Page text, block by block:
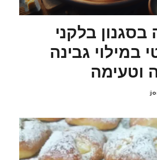
בלקני
במילוי גבינה
וטעימה